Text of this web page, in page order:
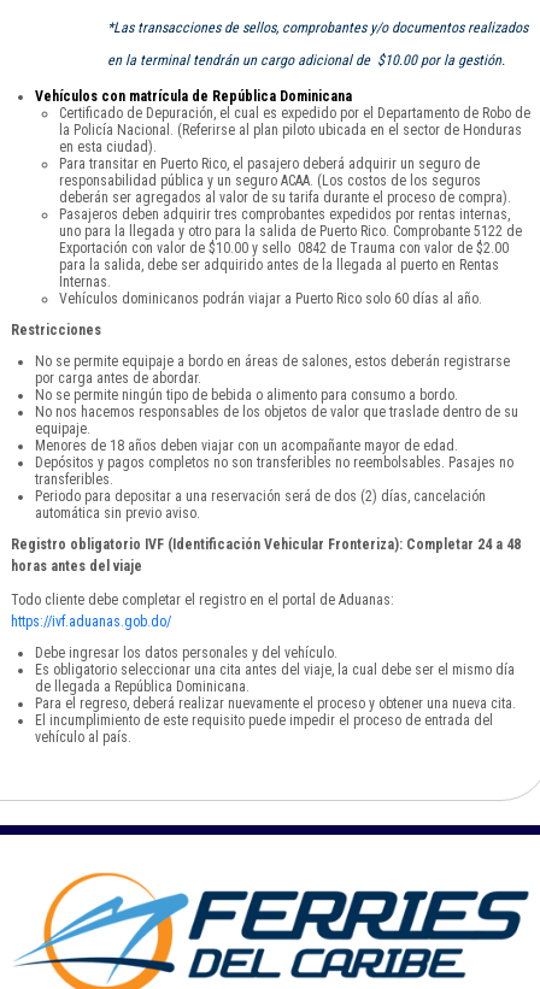
*Las transacciones de sellos, comprobantes y/o documentos realizados
en la terminal tendrán un cargo adicional de $10.00 por la gestión.
Vehículos con matrícula de República Dominicana
Certificado de Depuración, el cual es expedido por el Departamento de Robo de
la Policía Nacional. (Referirse al plan piloto ubicada en el sector de Honduras
en esta ciudad).
Para transitar en Puerto Rico, el pasajero deberá adquirir un seguro de
responsabilidad pública y un seguro ACAA. (Los costos de los seguros
deberán ser agregados al valor de su tarifa durante el proceso de compra).
Pasajeros deben adquirir tres comprobantes expedidos por rentas internas,
uno para la llegada y otro para la salida de Puerto Rico. Comprobante 5122 de
Exportación con valor de $10.00 y sello 0842 de Trauma con valor de $2.00
para la salida, debe ser adquirido antes de la llegada al puerto en Rentas
Internas.
Vehículos dominicanos podrán viajar a Puerto Rico solo 60 días al año.
Restricciones
No se permite equipaje a bordo en áreas de salones, estos deberán registrarse
por carga antes de abordar.
No se permite ningún tipo de bebida o alimento para consumo a bordo.
No nos hacemos responsables de los objetos de valor que traslade dentro de su
equipaje.
Menores de 18 años deben viajar con un acompañante mayor de edad.
Depósitos y pagos completos no son transferibles no reembolsables. Pasajes no
transferibles.
Periodo para depositar a una reservación será de dos (2) días, cancelación
automática sin previo aviso.
Registro obligatorio IVF (Identificación Vehicular Fronteriza): Completar 24 a 48
horas antes del viaje
Todo cliente debe completar el registro en el portal de Aduanas:
https://ivf.aduanas.gob.do/
Debe ingresar los datos personales y del vehículo.
Es obligatorio seleccionar una cita antes del viaje, la cual debe ser el mismo día
de llegada a República Dominicana.
Para el regreso, deberá realizar nuevamente el proceso y obtener una nueva cita.
El incumplimiento de este requisito puede impedir el proceso de entrada del
vehículo al país.